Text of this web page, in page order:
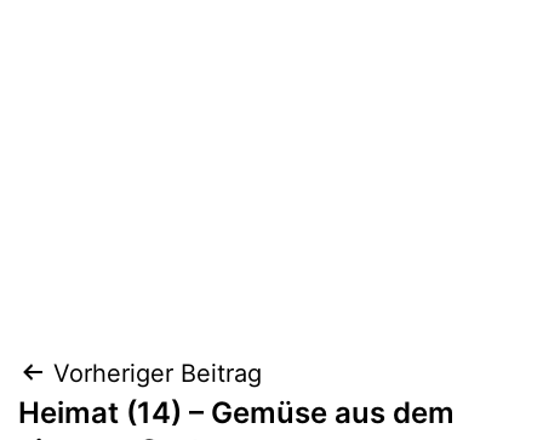
Beitragsnavigation
Vorheriger Beitrag
Heimat (14) – Gemüse aus dem